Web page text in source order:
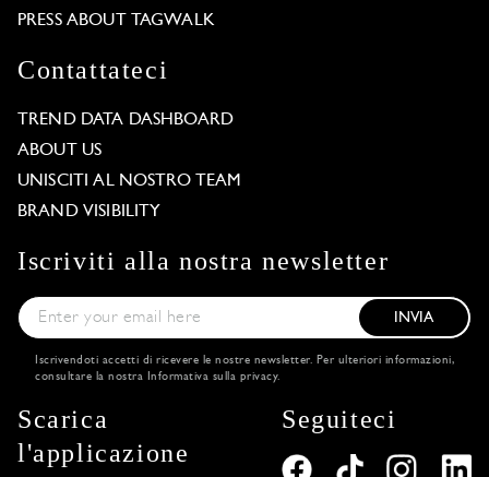
PRESS ABOUT TAGWALK
Contattateci
TREND DATA DASHBOARD
ABOUT US
UNISCITI AL NOSTRO TEAM
BRAND VISIBILITY
Iscriviti alla nostra newsletter
INVIA
Iscrivendoti accetti di ricevere le nostre newsletter. Per ulteriori informazioni,
consultare la nostra
Informativa sulla privacy.
Scarica
l'applicazione
Seguiteci